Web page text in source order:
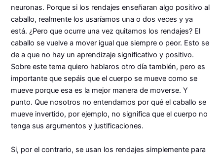
neuronas. Porque si los rendajes enseñaran algo positivo al
caballo, realmente los usaríamos una o dos veces y ya
está. ¿Pero que ocurre una vez quitamos los rendajes? El
caballo se vuelve a mover igual que siempre o peor. Esto se
de a que no hay un aprendizaje significativo y positivo.
Sobre este tema quiero hablaros otro día también, pero es
importante que sepáis que el cuerpo se mueve como se
mueve porque esa es la mejor manera de moverse. Y
punto. Que nosotros no entendamos por qué el caballo se
mueve invertido, por ejemplo, no significa que el cuerpo no
tenga sus argumentos y justificaciones.
Si, por el contrario, se usan los rendajes simplemente para